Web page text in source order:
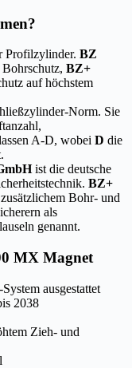
Profilzylinder. BZ
BZ+
auf höchstem
Norm. Sie
A-D, wobei D die
ist die deutsche
BZ+
Bohr- und
als
genannt.
MX Magnet
ausgestattet
2038
Zieh- und